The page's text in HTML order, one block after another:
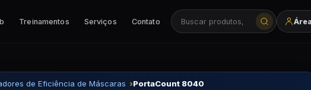
Treinamentos Serviços Contato
Buscar produtos, categorias e
de Eficiência de Máscaras PortaCount 8040